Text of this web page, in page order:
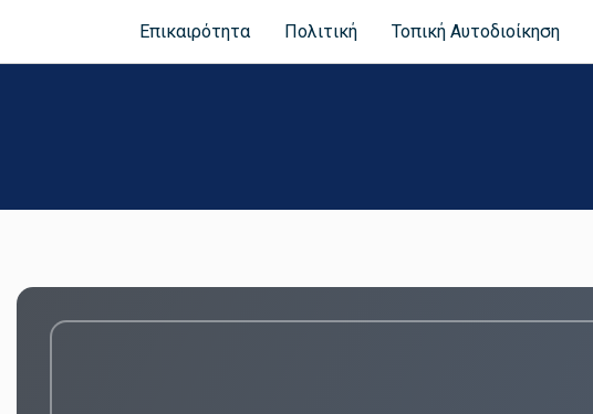
Επικαιρότητα Πολιτική Τοπική Αυτοδιοίκηση